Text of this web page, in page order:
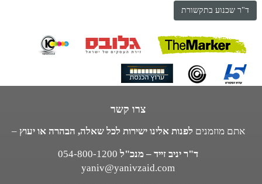
ד"ר שכנוע בתקשורת
צרו קשר
אתם מוזמנים לפנות אלינו ישירות לכל שאלה, הבהרה או יעוץ –
ד"ר יניב זייד – מנכ"ל 054-800-1200
yaniv@yanivzaid.com